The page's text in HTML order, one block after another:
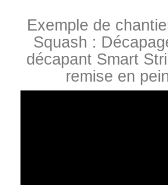
Exemple de
Squash :
décapant Smart
remise en